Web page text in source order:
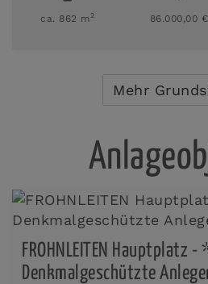
ca. 862 m2 86.000,00 €
Mehr
FROHNLEITEN Hauptplatz
Denkmalgeschützte